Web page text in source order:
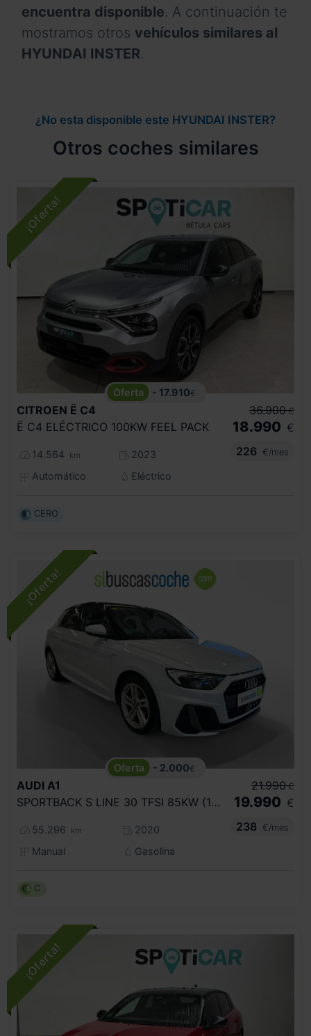
encuentra disponible. A continuación te
mostramos otros vehículos similares al
HYUNDAI INSTER.
¿No esta disponible este HYUNDAI INSTER?
Otros coches similares
- 17.910€
CITROEN Ë C4
Ë C4 ELÉCTRICO 100KW FEEL PACK
14.564 km
2023
Automático
Eléctrico
36.900 €
18.990 €
226
€/mes
CERO
- 2.000€
AUDI A1
SPORTBACK S LINE 30 TFSI 85KW (116CV)
55.296 km
2020
Manual
Gasolina
21.990 €
19.990 €
238
€/mes
C